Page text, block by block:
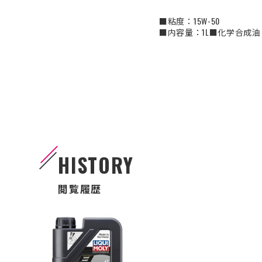
■粘度：15W-50
■内容量：1L ■化学合成油
HISTORY
閲覧履歴